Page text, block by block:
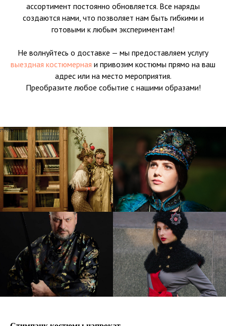
ассортимент постоянно обновляется. Все наряды
создаются нами, что позволяет нам быть гибкими и
готовыми к любым экспериментам!
Не волнуйтесь о доставке — мы предоставляем услугу
выездная костюмерная и привозим костюмы прямо на ваш
адрес или на место мероприятия.
Преобразите любое событие с нашими образами!